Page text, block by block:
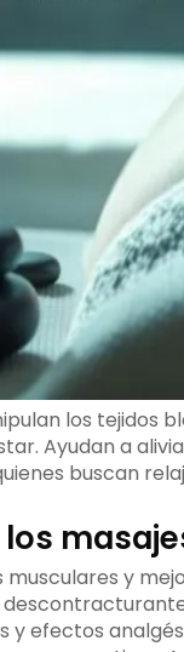
los tejidos
Ayudan a
buscan
musculares y
y efectos